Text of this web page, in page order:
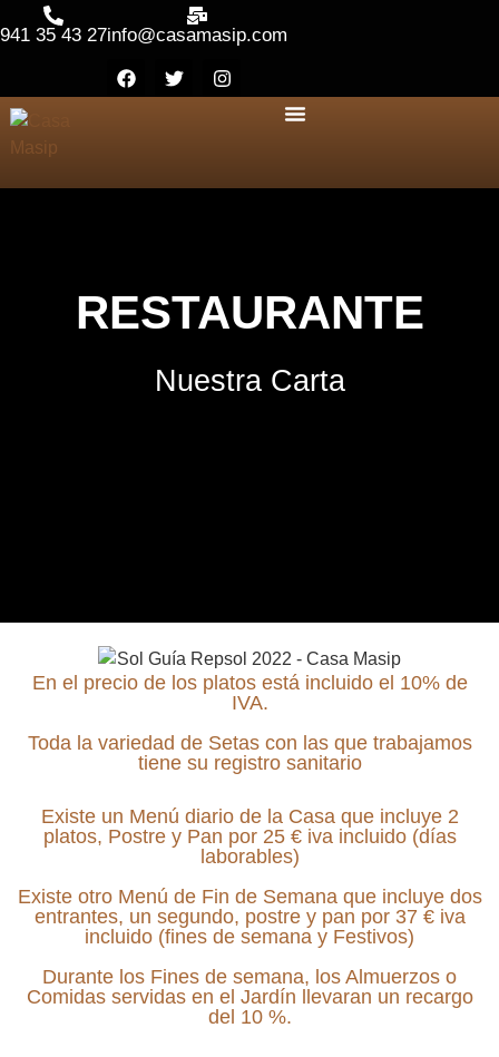
941 35 43 27info@casamasip.com
RESTAURANTE
Nuestra Carta
En el precio de los platos está incluido el 10% de
IVA.
Toda la variedad de Setas con las que trabajamos
tiene su registro sanitario
Existe un Menú diario de la Casa que incluye 2
platos, Postre y Pan por 25 € iva incluido (días
laborables)
Existe otro Menú de Fin de Semana que incluye dos
entrantes, un segundo, postre y pan por 37 € iva
incluido (fines de semana y Festivos)
Durante los Fines de semana, los Almuerzos o
Comidas servidas en el Jardín llevaran un recargo
del 10 %.